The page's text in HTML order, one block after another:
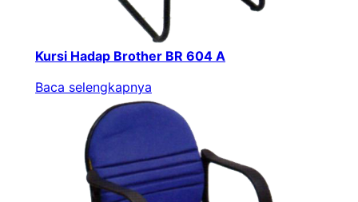
Kursi Hadap Brother BR 604 A
Baca selengkapnya